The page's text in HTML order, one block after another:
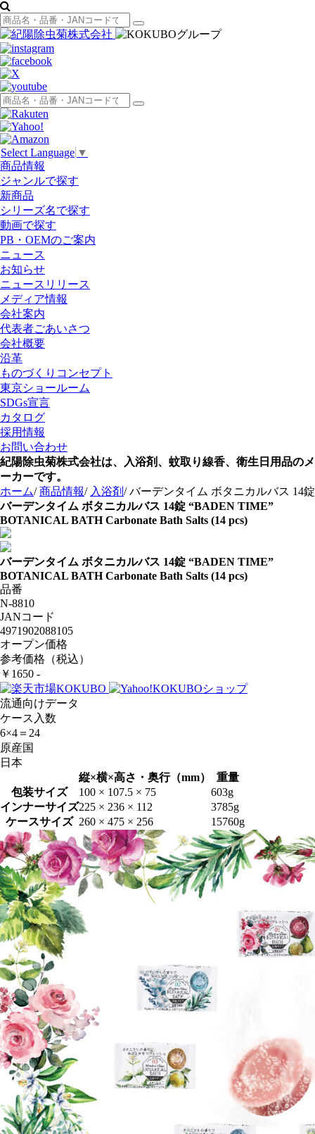
Select Language ▼
商品情報
ジャンルで探す
新商品
シリーズ名で探す
動画で探す
PB・OEMのご案内
ニュース
お知らせ
ニュースリリース
メディア情報
会社案内
代表者ごあいさつ
会社概要
沿革
ものづくりコンセプト
東京ショールーム
SDGs宣言
カタログ
採用情報
お問い合わせ
紀陽除虫菊株式会社は、入浴剤、蚊取り線香、衛生日用品のメ
ーカーです。
ホーム/ 商品情報/ 入浴剤/ バーデンタイム ボタニカルバス 14錠
バーデンタイム ボタニカルバス 14錠 “BADEN TIME”
BOTANICAL BATH Carbonate Bath Salts (14 pcs)
バーデンタイム ボタニカルバス 14錠 “BADEN TIME”
BOTANICAL BATH Carbonate Bath Salts (14 pcs)
品番
N-8810
JANコード
4971902088105
オープン価格
参考価格（税込）
￥1650 -
流通向けデータ
ケース入数
6×4＝24
原産国
日本
縦×横×高さ・奥行（mm）
重量
包装サイズ
100 × 107.5 × 75
603g
インナーサイズ225 × 236 × 112
3785g
ケースサイズ 260 × 475 × 256 15760g